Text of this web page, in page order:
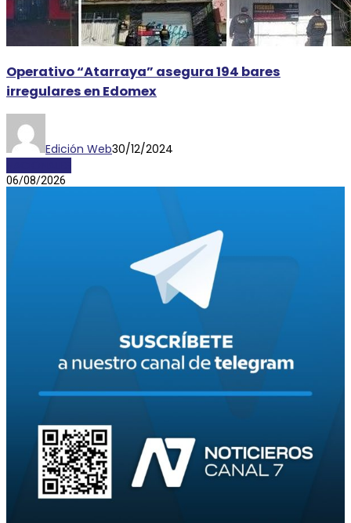
Operativo “Atarraya” asegura 194 bares
irregulares en Edomex
Edición Web30/12/2024
06/08/2026